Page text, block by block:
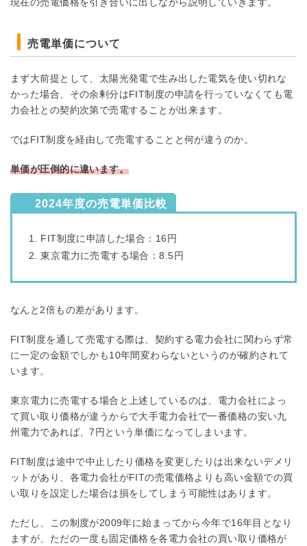
売電単価について
まず大前提として、太陽光発電で生み出した電気を使い切れな
かった場合、その余剰分はFIT制度の申請を行っていなくても電
力会社との契約次第で売電することが出来ます。
ではFIT制度を経由して売電することと何が違うのか。
単価が圧倒的に違います。
2024年度の売電単価比較
FIT制度に申請した場合：16円
東京電力に売電する場合：8.5円
なんと2倍もの差があります。
FIT制度を通して売電する際は、契約する電力会社に関わらず常
に一定の金額でしかも10年間変わらないというのが確約されて
います。
東京電力に売電する場合と上述しているのは、電力会社によっ
て買い取り価格が違うからで大手電力会社で一番価格の安い九
州電力であれば、7円という単価になってしまいます。
FIT制度は途中で中止したり価格を変更したりは出来ないデメリ
ットがあり、各電力会社がFITの売電価格よりも高い金額での買
い取りを設定した場合は損をしてしまう可能性はあります。
ただし、この制度が2009年に始まってから今年で16年目となり
ますが、ただの一度も固定価格を各電力会社の買い取り価格が